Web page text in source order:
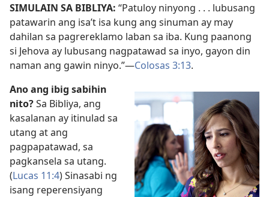
SIMULAIN SA BIBLIYA: “Patuloy ninyong . . . lubusang
patawarin ang isa’t isa kung ang sinuman ay may
dahilan sa pagrereklamo laban sa iba. Kung paanong
si Jehova ay lubusang nagpatawad sa inyo, gayon din
naman ang gawin ninyo.”—Colosas 3:13.
Ano ang ibig sabihin
nito?Sa Bibliya, ang
kasalanan ay itinulad sa
utang at ang
pagpapatawad, sa
pagkansela sa utang.
(Lucas 11:4) Sinasabi ng
isang reperensiyang